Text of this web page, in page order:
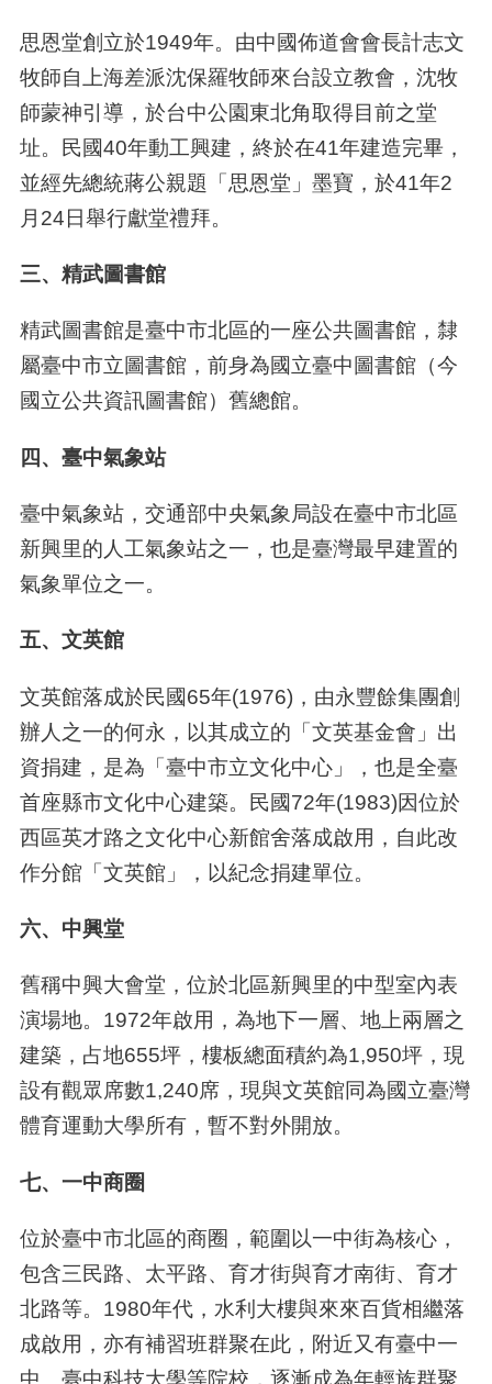
思恩堂創立於1949年。由中國佈道會會長計志文
牧師自上海差派沈保羅牧師來台設立教會，沈牧
師蒙神引導，於台中公園東北角取得目前之堂
址。民國40年動工興建，終於在41年建造完畢，
並經先總統蔣公親題「思恩堂」墨寶，於41年2
月24日舉行獻堂禮拜。
三、精武圖書館
精武圖書館是臺中市北區的一座公共圖書館，隸
屬臺中市立圖書館，前身為國立臺中圖書館（今
國立公共資訊圖書館）舊總館。
四、臺中氣象站
臺中氣象站，交通部中央氣象局設在臺中市北區
新興里的人工氣象站之一，也是臺灣最早建置的
氣象單位之一。
五、文英館
文英館落成於民國65年(1976)，由永豐餘集團創
辦人之一的何永，以其成立的「文英基金會」出
資捐建，是為「臺中市立文化中心」，也是全臺
首座縣市文化中心建築。民國72年(1983)因位於
西區英才路之文化中心新館舍落成啟用，自此改
作分館「文英館」，以紀念捐建單位。
六、中興堂
舊稱中興大會堂，位於北區新興里的中型室內表
演場地。1972年啟用，為地下一層、地上兩層之
建築，占地655坪，樓板總面積約為1,950坪，現
設有觀眾席數1,240席，現與文英館同為國立臺灣
體育運動大學所有，暫不對外開放。
七、一中商圈
位於臺中市北區的商圈，範圍以一中街為核心，
包含三民路、太平路、育才街與育才南街、育才
北路等。 1980年代，水利大樓與來來百貨相繼落
成啟用，亦有補習班群聚在此，附近又有臺中一
中、臺中科技大學等院校，逐漸成為年輕族群聚